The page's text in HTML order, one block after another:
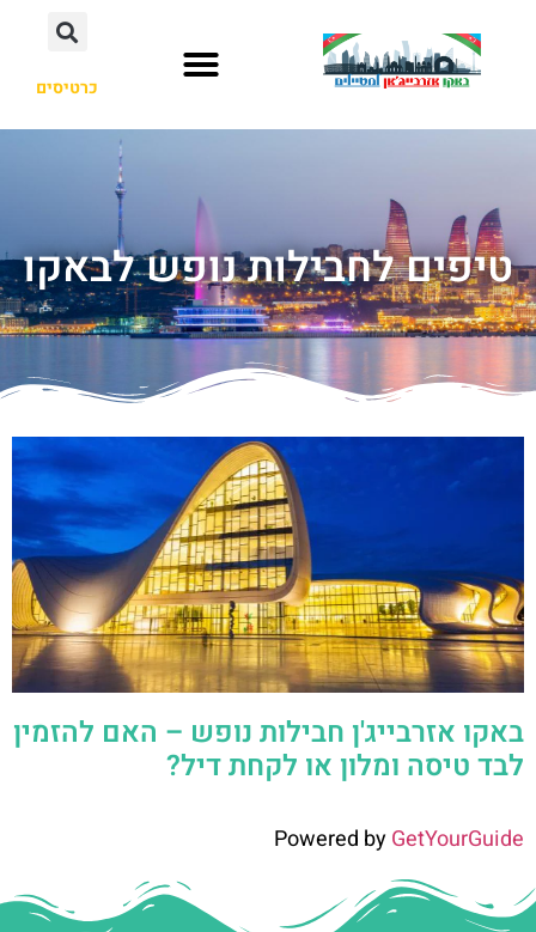
כרטיסים
טיפים לחבילות נופש לבאקו
באקו אזרבייג'ן חבילות נופש – האם להזמין
לבד טיסה ומלון או לקחת דיל?
Powered byGetYourGuide